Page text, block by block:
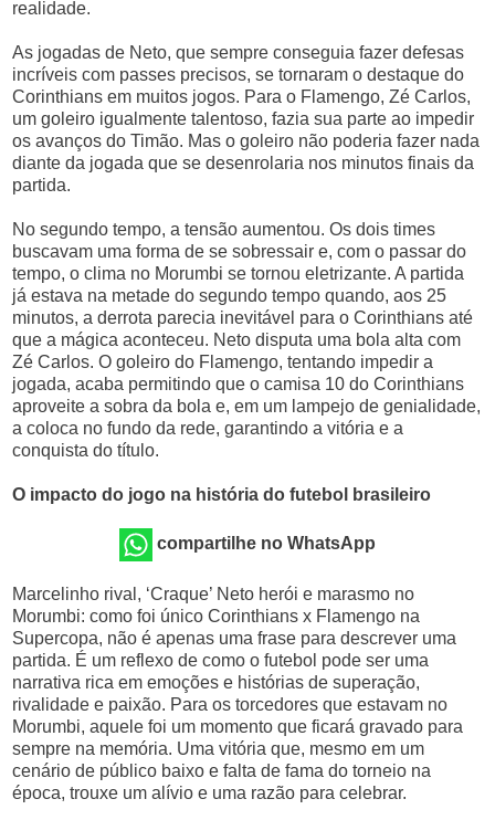
realidade.
As jogadas de Neto, que sempre conseguia fazer defesas
incríveis com passes precisos, se tornaram o destaque do
Corinthians em muitos jogos. Para o Flamengo, Zé Carlos,
um goleiro igualmente talentoso, fazia sua parte ao impedir
os avanços do Timão. Mas o goleiro não poderia fazer nada
diante da jogada que se desenrolaria nos minutos finais da
partida.
No segundo tempo, a tensão aumentou. Os dois times
buscavam uma forma de se sobressair e, com o passar do
tempo, o clima no Morumbi se tornou eletrizante. A partida
já estava na metade do segundo tempo quando, aos 25
minutos, a derrota parecia inevitável para o Corinthians até
que a mágica aconteceu. Neto disputa uma bola alta com
Zé Carlos. O goleiro do Flamengo, tentando impedir a
jogada, acaba permitindo que o camisa 10 do Corinthians
aproveite a sobra da bola e, em um lampejo de genialidade,
a coloca no fundo da rede, garantindo a vitória e a
conquista do título.
O impacto do jogo na história do futebol brasileiro
compartilhe no WhatsApp
Marcelinho rival, ‘Craque’ Neto herói e marasmo no
Morumbi: como foi único Corinthians x Flamengo na
Supercopa, não é apenas uma frase para descrever uma
partida. É um reflexo de como o futebol pode ser uma
narrativa rica em emoções e histórias de superação,
rivalidade e paixão. Para os torcedores que estavam no
Morumbi, aquele foi um momento que ficará gravado para
sempre na memória. Uma vitória que, mesmo em um
cenário de público baixo e falta de fama do torneio na
época, trouxe um alívio e uma razão para celebrar.